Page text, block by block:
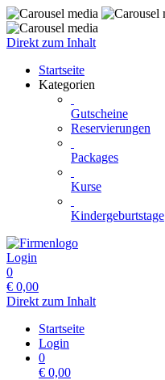
Direkt zum Inhalt
Startseite
Kategorien
Gutscheine
Reservierungen
Packages
Kurse
Kindergeburtstage
Login
0
€ 0,00
Direkt zum Inhalt
Startseite
Login
0
€ 0,00